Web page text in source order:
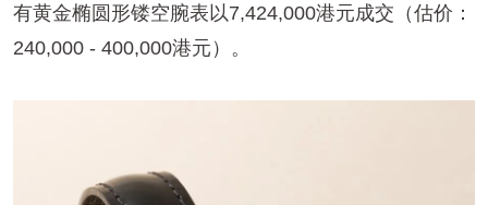
有黄金椭圆形镂空腕表以7,424,000港元成交（估价：
240,000 - 400,000港元）。